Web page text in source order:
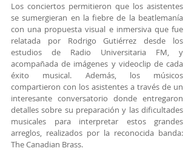
Los conciertos permitieron que los asistentes
se sumergieran en la fiebre de la beatlemanía
con una propuesta visual e inmersiva que fue
relatada por Rodrigo Gutiérrez desde los
estudios de Radio Universitaria FM, y
acompañada de imágenes y videoclip de cada
éxito musical. Además, los músicos
compartieron con los asistentes a través de un
interesante conversatorio donde entregaron
detalles sobre su preparación y las dificultades
musicales para interpretar estos grandes
arreglos, realizados por la reconocida banda:
The Canadian Brass.